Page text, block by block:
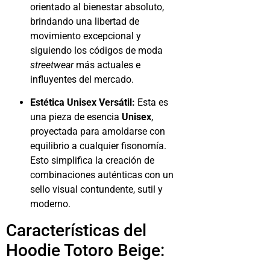
orientado al bienestar absoluto,
brindando una libertad de
movimiento excepcional y
siguiendo los códigos de moda
streetwearmás actuales e
influyentes del mercado.
Estética Unisex Versátil: Esta es
una pieza de esencia Unisex,
proyectada para amoldarse con
equilibrio a cualquier fisonomía.
Esto simplifica la creación de
combinaciones auténticas con un
sello visual contundente, sutil y
moderno.
Características del
Hoodie Totoro Beige: